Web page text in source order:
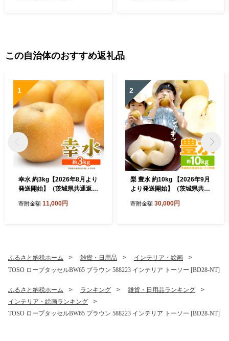
この自治体のおすすめ返礼品
1
幸水 約3kg【2026年8月より
発送開始】（茨城県共通返礼
ギフト 贈り物 プレゼント フ
寄附金額 11,000円
2
梨 豊水 約10kg 【2026年9月
より発送開始】（茨城県共通
の頑固おやじが厳選！ 梨 豊
寄附金額 30,000円
ふるさと納税ホーム 雑貨・日用品
インテリア・絵画
TOSO ロープタッセルBW65 ブラウン 588223 インテリア トーソー [BD28-NT]
ふるさと納税ホーム ランキング
雑貨・日用品ランキング
インテリア・絵画ランキング
TOSO ロープタッセルBW65 ブラウン 588223 インテリア トーソー [BD28-NT]